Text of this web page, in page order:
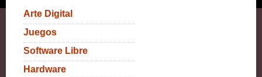
Arte Digital
Juegos
Software Libre
Hardware